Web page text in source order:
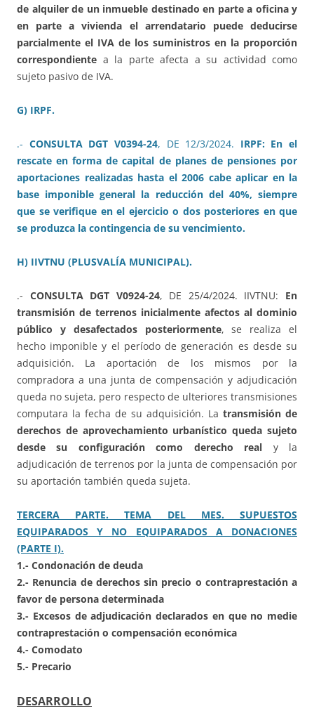
de alquiler de un inmueble destinado en parte a oficina y
en parte a vivienda el arrendatario puede deducirse
parcialmente el IVA de los suministros en la proporción
correspondiente a la parte afecta a su actividad como
sujeto pasivo de IVA.
G) IRPF.
.- CONSULTA DGT V0394-24, DE 12/3/2024. IRPF: En el
rescate en forma de capital de planes de pensiones por
aportaciones realizadas hasta el 2006 cabe aplicar en la
base imponible general la reducción del 40%, siempre
que se verifique en el ejercicio o dos posteriores en que
se produzca la contingencia de su vencimiento.
H) IIVTNU (PLUSVALÍA MUNICIPAL).
.- CONSULTA DGT V0924-24, DE 25/4/2024. IIVTNU: En
transmisión de terrenos inicialmente afectos al dominio
público y desafectados posteriormente, se realiza el
hecho imponible y el período de generación es desde su
adquisición. La aportación de los mismos por la
compradora a una junta de compensación y adjudicación
queda no sujeta, pero respecto de ulteriores transmisiones
computara la fecha de su adquisición. La transmisión de
derechos de aprovechamiento urbanístico queda sujeto
desde su configuración como derecho real y la
adjudicación de terrenos por la junta de compensación por
su aportación también queda sujeta.
TERCERA PARTE. TEMA DEL MES. SUPUESTOS
EQUIPARADOS Y NO EQUIPARADOS A DONACIONES
(PARTE I).
1.- Condonación de deuda
2.- Renuncia de derechos sin precio o contraprestación a
favor de persona determinada
3.- Excesos de adjudicación declarados en que no medie
contraprestación o compensación económica
4.- Comodato
5.- Precario
DESARROLLO